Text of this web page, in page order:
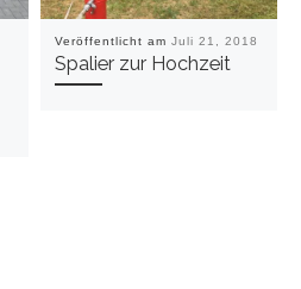
Veröffentlicht am Juli 21, 2018
Spalier zur Hochzeit